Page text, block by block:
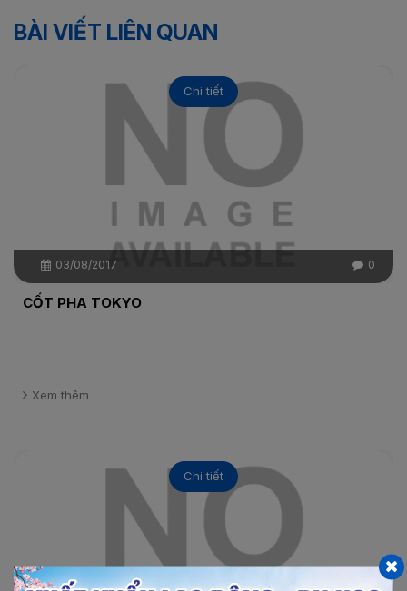
BÀI VIẾT LIÊN QUAN
03/08/2017 0
Chi tiết
CỐT PHA TOKYO
Xem thêm
Chi tiết